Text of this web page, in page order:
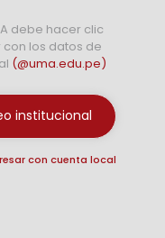
debe hacer clic
los datos de
(@uma.edu.pe)
institucional
con cuenta local